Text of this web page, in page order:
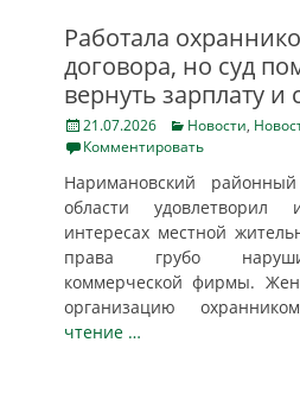
Работала
договора, но суд
вернуть зарплату и
Posted
on
21.07.2026 Categories
Новости,
Комментировать
Наримановский
области
интересах местной
права грубо
коммерческой фирмы.
организацию
чтение …